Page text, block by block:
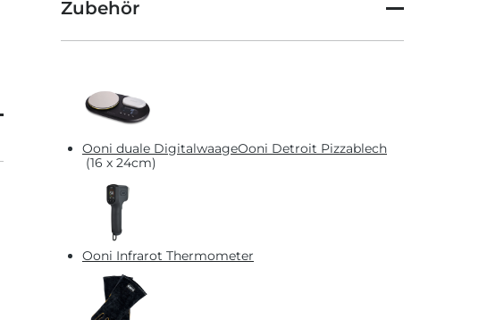
Zubehör
Ooni duale DigitalwaageOoni Detroit Pizzablech
(16 x 24cm)
Ooni Infrarot Thermometer